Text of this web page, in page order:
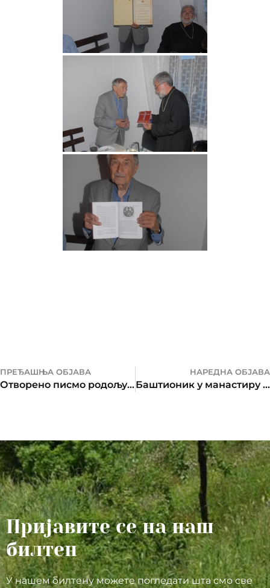
ПРЕЂАШЊА ОБЈАВА
Отворено писмо родољубивих НВО градоначелнику Бањалуке
НАРЕДНА ОБЈАВА
Баштионик у манастиру Осовици на празник Светог Великомученика Прокопија
Пријавите се на наш
билтен
У нашем билтену можете погледати шта смо све